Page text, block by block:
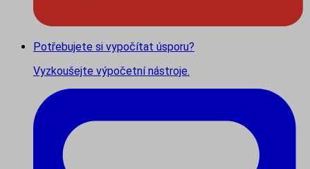
Potřebujete si vypočítat úsporu?
Vyzkoušejte výpočetní nástroje.